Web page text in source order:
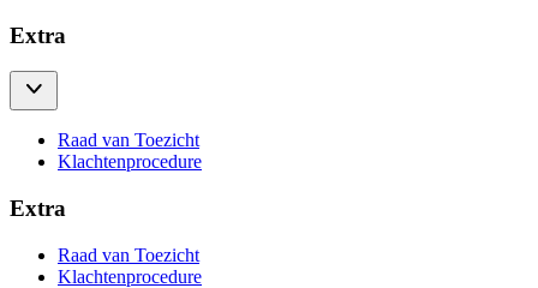
Extra
Raad van Toezicht
Klachtenprocedure
Extra
Raad van Toezicht
Klachtenprocedure